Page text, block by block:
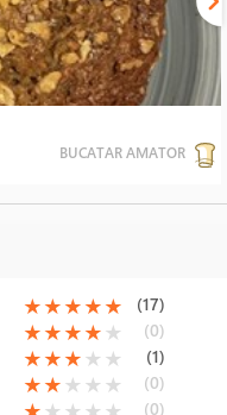
BUCATAR AMATOR
(*)
★(*)
★(*)
★(*)
★(*)
★ (17)
(*)
★(*)
★(*)
★(*)
★( )
★ (0)
(*)
★(*)
★(*)
★( )
★ ( )
★ (1)
(*)
★(*)
★( )
★ ( )
★ ( )
★ (0)
(0)